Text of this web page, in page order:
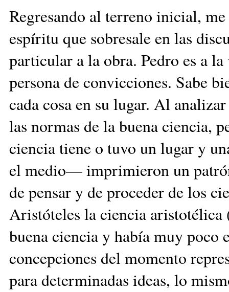
Regresando al terreno inicial,
espíritu que sobresale en las
particular a la obra. Pedro es a
persona de convicciones. Sabe
cada cosa en su lugar. Al
las normas de la buena ciencia,
ciencia tiene o tuvo un lugar y
el medio— imprimieron un
de pensar y de proceder de los
Aristóteles la ciencia
buena ciencia y había muy poco
concepciones del momento
para determinadas ideas, lo